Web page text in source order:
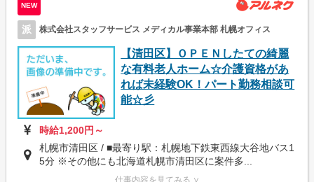
NEW
派 株式会社スタッフサービス メディカル事業本部 札幌オフィス
【清田区】ＯＰＥＮしたての綺麗
な有料老人ホーム☆介護資格があ
れば未経験OK！パート勤務相談可
能☆彡
時給1,200円～
札幌市清田区 / ■最寄り駅：札幌地下鉄東西線大谷地バス1
5分 ※その他にも北海道札幌市清田区に案件多...
仕事内容を見てみる ∨